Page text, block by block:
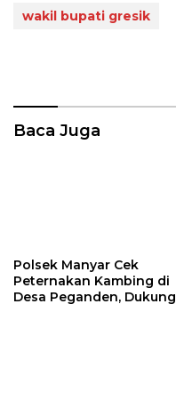
wakil bupati gresik
Baca Juga
Polsek Manyar Cek
Peternakan Kambing di
Desa Peganden, Dukung